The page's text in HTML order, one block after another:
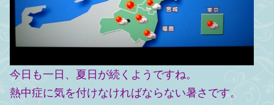
今日も一日、夏日が続くようですね。
熱中症に気を付けなければならない暑さです。